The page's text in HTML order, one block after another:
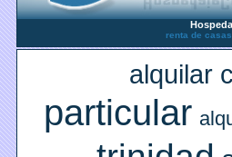
renta de
alquilar
particular